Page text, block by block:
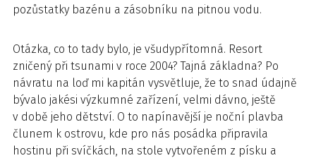
pozůstatky bazénu a zásobníku na pitnou vodu.
Otázka, co to tady bylo, je všudypřítomná. Resort
zničený při tsunami v roce 2004? Tajná základna? Po
návratu na loď mi kapitán vysvětluje, že to snad údajně
bývalo jakési výzkumné zařízení, velmi dávno, ještě
v době jeho dětství. O to napínavější je noční plavba
člunem k ostrovu, kde pro nás posádka připravila
hostinu při svíčkách, na stole vytvořeném z písku a